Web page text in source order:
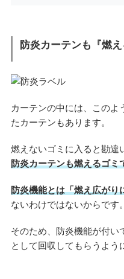
防炎カーテンも『燃
カーテンの中には、このよ
たカーテンもあります。
燃えないゴミに入ると勘違
防炎カーテンも燃えるゴミ
防炎機能とは「燃え広がり
ないわけではないからです。
そのため、防炎機能が付い
として回収してもらうよう